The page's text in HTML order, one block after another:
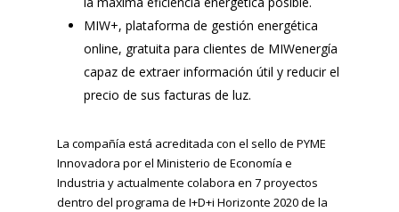
MIW+, plataforma de gestión energética
online, gratuita para clientes de MIWenergía
capaz de extraer información útil y reducir el
precio de sus facturas de luz.
La compañía está acreditada con el sello de PYME
Innovadora por el Ministerio de Economía e
Industria y actualmente colabora en 7 proyectos
dentro del programa de I+D+i Horizonte 2020 de la